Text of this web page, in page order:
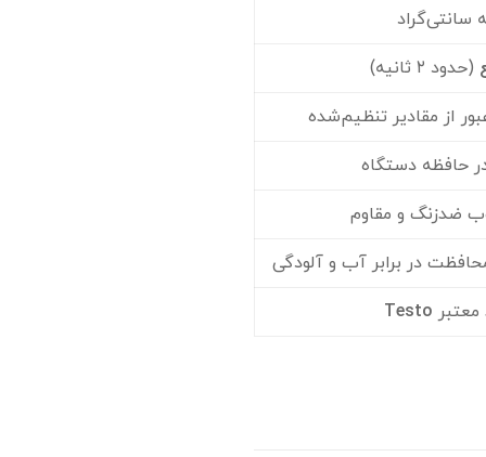
(حدود ۲ ثانیه)
از مقادیر تنظیم‌شده
حافظه دستگاه
ضدزنگ و مقاوم
در برابر آب و آلودگی
Testo